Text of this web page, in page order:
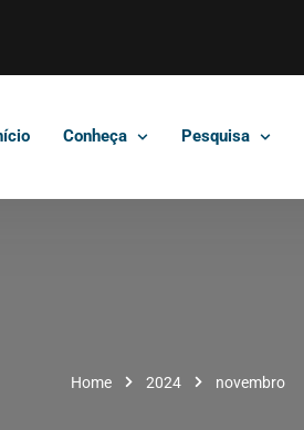
Conheça Pesquisa
Home 2024 novembro